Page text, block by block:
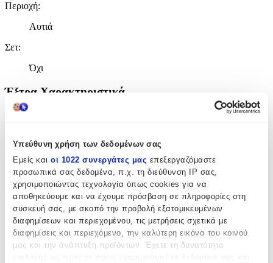
Υπεύθυνη χρήση των δεδομένων σας
Εμείς και οι 1022 συνεργάτες μας επεξεργαζόμαστε
προσωπικά σας δεδομένα, π.χ. τη διεύθυνση IP σας,
χρησιμοποιώντας τεχνολογία όπως cookies για να
αποθηκεύουμε και να έχουμε πρόσβαση σε πληροφορίες στη
συσκευή σας, με σκοπό την προβολή εξατομικευμένων
διαφημίσεων και περιεχομένου, τις μετρήσεις σχετικά με
διαφημίσεις και περιεχόμενο, την καλύτερη εικόνα του κοινού
μας και την ανάπτυξη προϊόντων. Έχετε τη δυνατότητα
Περιοχή:
Αυτιά
Σετ:
Όχι
Έξτρα Χαρακτηριστικά
Piercing
Νυφικά :
Όχι
Τύπος:
Κρεμαστά
Σχέδιο :